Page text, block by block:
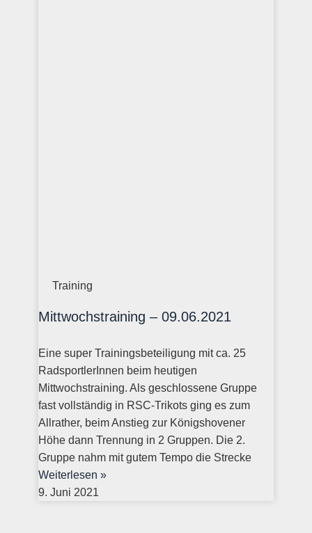
Training
Mittwochstraining – 09.06.2021
Eine super Trainingsbeteiligung mit ca. 25
RadsportlerInnen beim heutigen
Mittwochstraining. Als geschlossene Gruppe
fast vollständig in RSC-Trikots ging es zum
Allrather, beim Anstieg zur Königshovener
Höhe dann Trennung in 2 Gruppen. Die 2.
Gruppe nahm mit gutem Tempo die Strecke
Weiterlesen »
9. Juni 2021